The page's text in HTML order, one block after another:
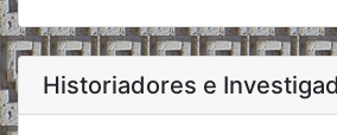
Historiadores e